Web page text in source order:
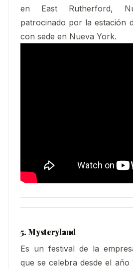
en East Rutherford,
patrocinado por la estación
con sede en Nueva York.
5. Mysteryland
Es un festival de la
que se celebra desde el año